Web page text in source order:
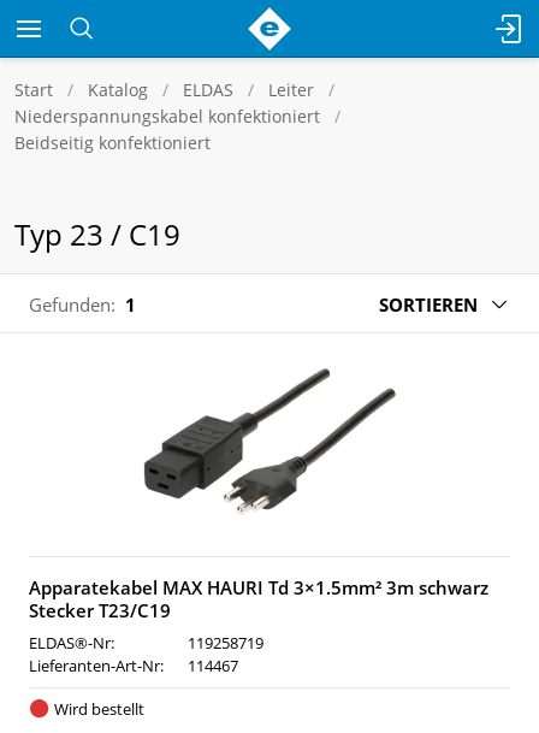
Start Katalog ELDAS
Leiter
Niederspannungskabel konfektioniert
Beidseitig konfektioniert
Typ 23 / C19
Gefunden: 1 SORTIEREN
Apparatekabel MAX HAURI Td 3×1.5mm² 3m schwarz
Stecker T23/C19
ELDAS®-Nr:
119258719
Lieferanten-Art-Nr:
114467
Wird bestellt